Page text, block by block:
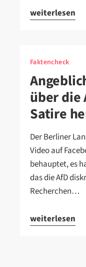
weiterlesen
Faktencheck
über die
Satire
Der Berliner
Video auf
behauptet, es
das die AfD
Recherchen…
weiterlesen